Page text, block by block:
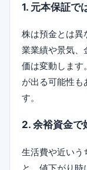
1. 元本保証で
株は預金とは異
業業績や景気、
価は変動します
が出る可能性も
す。
2. 余裕資金で
生活費や近いう